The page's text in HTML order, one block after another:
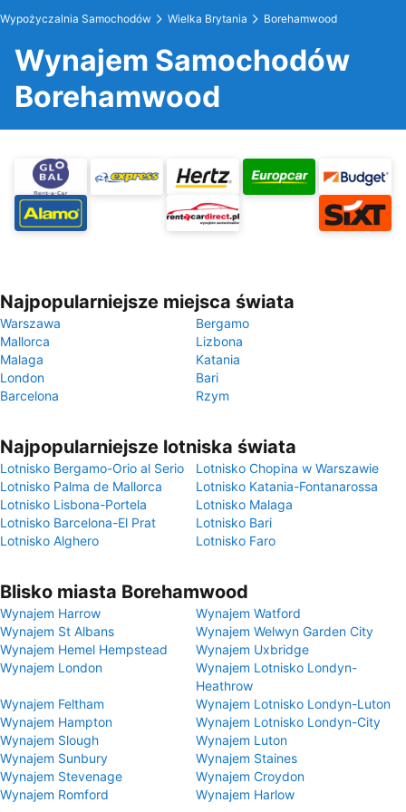
Wypożyczalnia Samochodów Wielka Brytania Borehamwood
Wynajem Samochodów
Borehamwood
Najpopularniejsze miejsca świata
Warszawa
Bergamo
Mallorca
Lizbona
Malaga
Katania
London
Bari
Barcelona
Rzym
Najpopularniejsze lotniska świata
Lotnisko Bergamo-Orio al Serio
Lotnisko Chopina w Warszawie
Lotnisko Palma de Mallorca
Lotnisko Katania-Fontanarossa
Lotnisko Lisbona-Portela
Lotnisko Malaga
Lotnisko Barcelona-El Prat
Lotnisko Bari
Lotnisko Alghero
Lotnisko Faro
Blisko miasta Borehamwood
Wynajem Harrow
Wynajem Watford
Wynajem St Albans
Wynajem Welwyn Garden City
Wynajem Hemel Hempstead
Wynajem Uxbridge
Wynajem London
Wynajem Lotnisko Londyn-
Heathrow
Wynajem Feltham
Wynajem Lotnisko Londyn-Luton
Wynajem Hampton
Wynajem Lotnisko Londyn-City
Wynajem Slough
Wynajem Luton
Wynajem Sunbury
Wynajem Staines
Wynajem Stevenage
Wynajem Croydon
Wynajem Romford
Wynajem Harlow